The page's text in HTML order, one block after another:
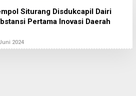
Siturang Disdukcapil Dairi
Pertama Inovasi Daerah
2024O
L